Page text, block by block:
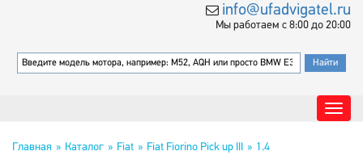
info@ufadvigatel.ru
Мы работаем с 8:00 до 20:00
Главная Каталог Fiat Fiat Fiorino Pick up III 1.4